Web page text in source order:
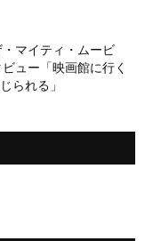
・マイティ・ムービ
ュー「映画館に行く
られる」